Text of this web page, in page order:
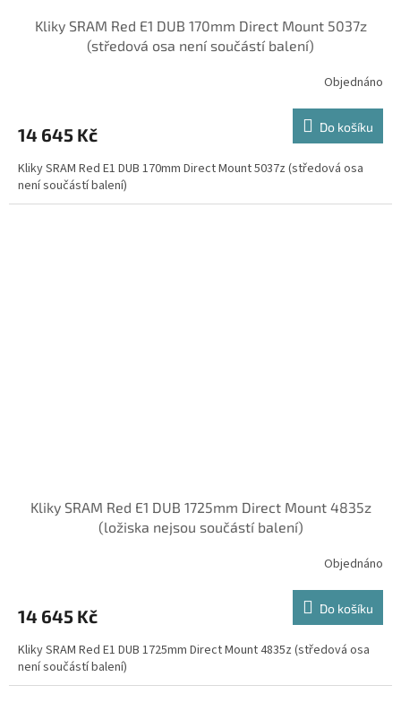
Kliky SRAM Red E1 DUB 170mm Direct Mount 5037z
(středová osa není součástí balení)
Objednáno
14 645 Kč Do košíku
Kliky SRAM Red E1 DUB 170mm Direct Mount 5037z (středová osa
není součástí balení)
Kliky SRAM Red E1 DUB 1725mm Direct Mount 4835z
(ložiska nejsou součástí balení)
Objednáno
14 645 Kč Do košíku
Kliky SRAM Red E1 DUB 1725mm Direct Mount 4835z (středová osa
není součástí balení)